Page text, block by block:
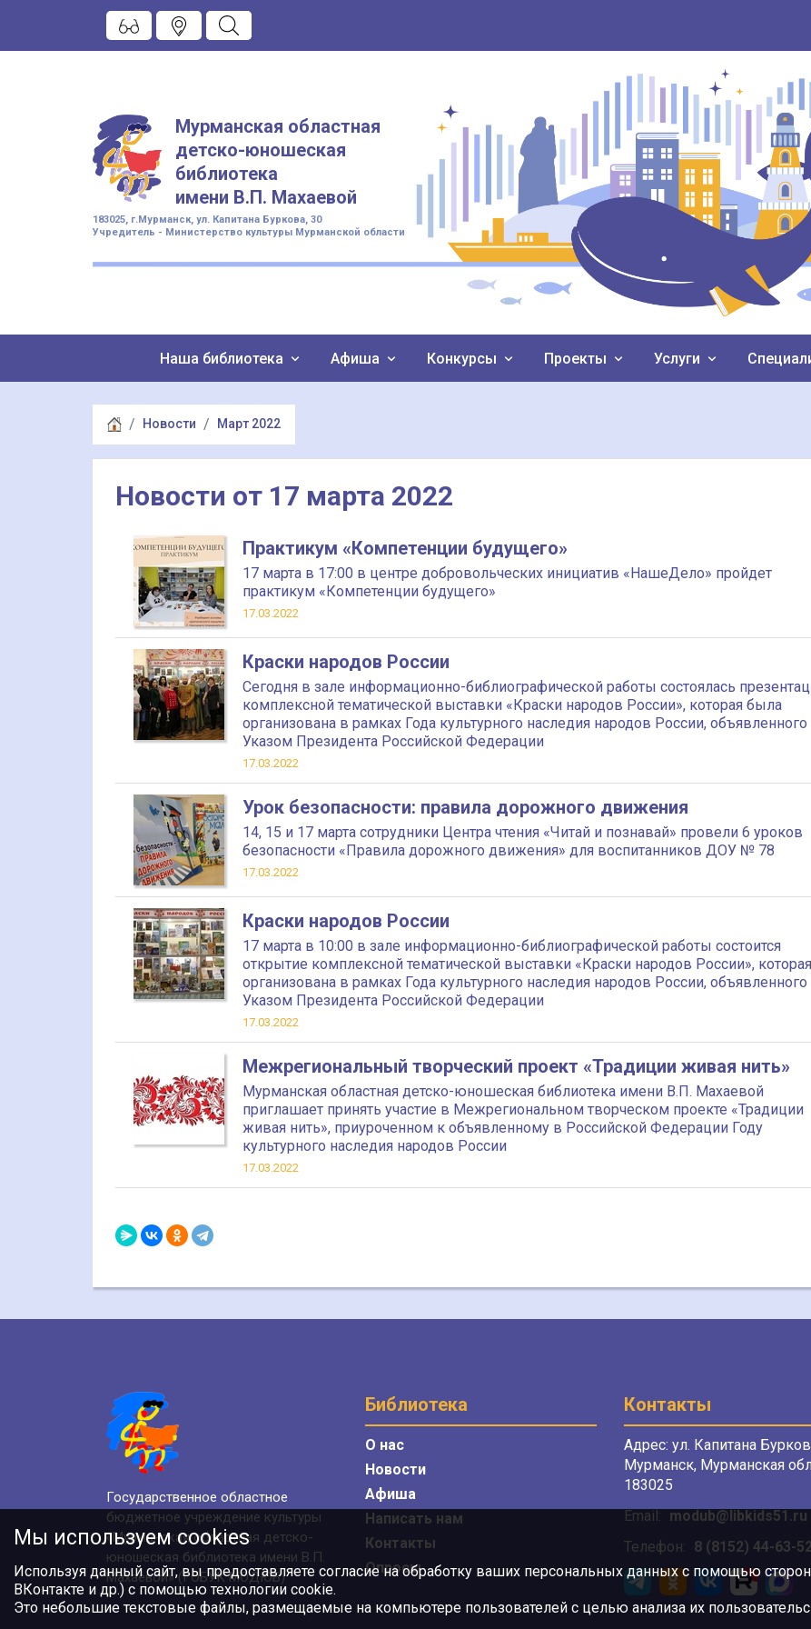
Мурманская областная
детско-юношеская
библиотека
имени В.П. Махаевой
183025, г.Мурманск, ул. Капитана Буркова, 30
Учредитель - Министерство культуры Мурманской области
Наша библиотека Афиша Конкурсы Проекты Услуги
Новости Март 2022
Новости от 17 марта 2022
Практикум «Компетенции будущего»
17 марта в 17:00 в центре добровольческих инициатив «НашеДело» пройдет
практикум «Компетенции будущего»
17.03.2022
Краски народов России
Сегодня в зале информационно-библиографической работы состоялась
комплексной тематической выставки «Краски народов России», которая была
организована в рамках Года культурного наследия народов России, объявленного
Указом Президента Российской Федерации
17.03.2022
Урок безопасности: правила дорожного движения
14, 15 и 17 марта сотрудники Центра чтения «Читай и познавай» провели 6 уроков
безопасности «Правила дорожного движения» для воспитанников ДОУ № 78
17.03.2022
Краски народов России
17 марта в 10:00 в зале информационно-библиографической работы состоится
открытие комплексной тематической выставки «Краски народов России», которая
организована в рамках Года культурного наследия народов России, объявленного
Указом Президента Российской Федерации
17.03.2022
Межрегиональный творческий проект «Традиции живая нить»
Мурманская областная детско-юношеская библиотека имени В.П. Махаевой
приглашает принять участие в Межрегиональном творческом проекте «Традиции
живая нить», приуроченном к объявленному в Российской Федерации Году
культурного наследия народов России
17.03.2022
Государственное областное
бюджетное учреждение культуры
«Мурманская областная детско-
юношеская библиотека имени В.П.
Махаевой» (ГОБУК МОДЮБ)
Библиотека
О нас
Новости
Афиша
Написать нам
Контакты
Опросы
Контакты
Адрес: ул. Капитана
Мурманск, Мурманская
183025
Email: modub@libkids51.ru
Телефон: 8 (8152) 44-63-
Мы используем cookies
Используя данный сайт, вы предоставляете согласие на обработку ваших персональных данных с помощью
ВКонтакте и др.) с помощью технологии cookie.
Это небольшие текстовые файлы, размещаемые на компьютере пользователей с целью анализа их